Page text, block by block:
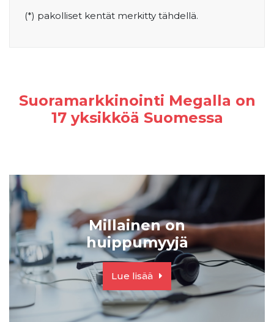
(*) pakolliset kentät merkitty tähdellä.
Suoramarkkinointi Megalla on
17 yksikköä Suomessa
Millainen on
huippumyyjä
Lue lisää